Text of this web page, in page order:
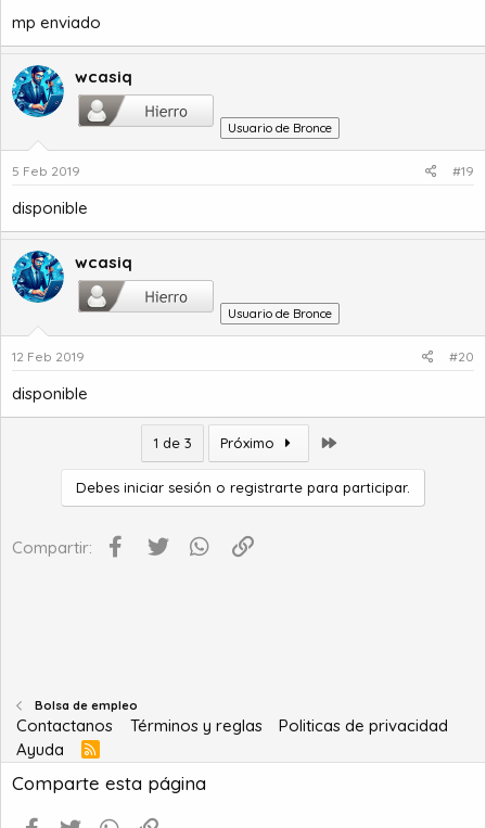
mp enviado
wcasiq
Usuario de Bronce
5 Feb 2019 #19
disponible
wcasiq
Usuario de Bronce
12 Feb 2019 #20
disponible
1 de 3 Próximo
Debes iniciar sesión o registrarte para participar.
Compartir: Facebook
Twitter WhatsApp
Bolsa de empleo
Contactanos Términos y reglas
Politicas de privacidad
Ayuda
R
S
S
Comparte esta página